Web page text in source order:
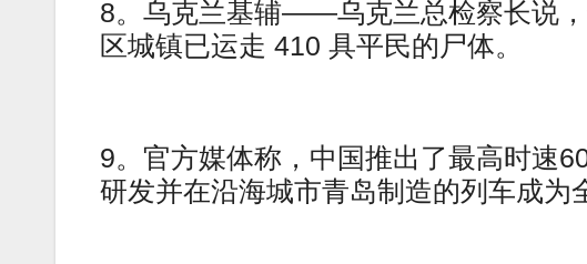
8。乌克兰基辅——乌克兰总检察长说
区城镇已运走 410 具平民的尸体。
9。官方媒体称，中国推出了最高时速
研发并在沿海城市青岛制造的列车成为